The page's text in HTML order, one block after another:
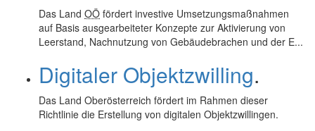
Das Land OÖ fördert investive Umsetzungsmaßnahmen
auf Basis ausgearbeiteter Konzepte zur Aktivierung von
Leerstand, Nachnutzung von Gebäudebrachen und der E...
Digitaler Objektzwilling.
Das Land Oberösterreich fördert im Rahmen dieser
Richtlinie die Erstellung von digitalen Objektzwillingen.